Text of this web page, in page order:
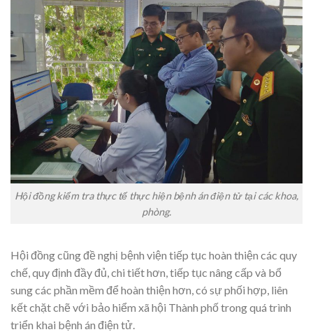
Hội đồng kiểm tra thực tế thực hiện bệnh án điện tử tại các khoa,
phòng.
Hội đồng cũng đề nghị bệnh viện tiếp tục hoàn thiện các quy
chế, quy định đầy đủ, chi tiết hơn, tiếp tục nâng cấp và bổ
sung các phần mềm để hoàn thiện hơn, có sự phối hợp, liên
kết chặt chẽ với bảo hiểm xã hội Thành phố trong quá trình
triển khai bệnh án điện tử.